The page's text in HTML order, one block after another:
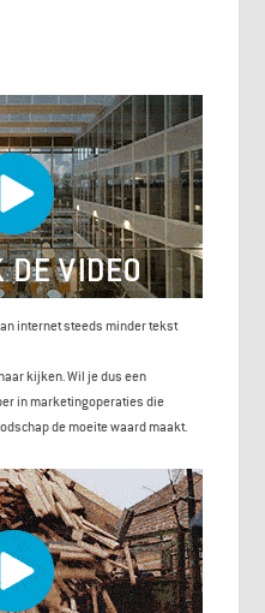
internet steeds minder tekst
kijken. Wil je dus een
in marketingoperaties die
de moeite waard maakt.